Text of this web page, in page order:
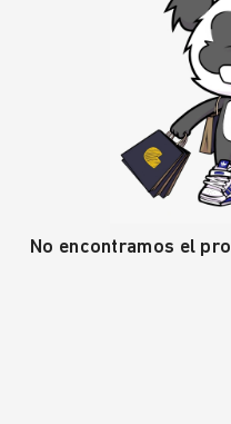
No encontramos el